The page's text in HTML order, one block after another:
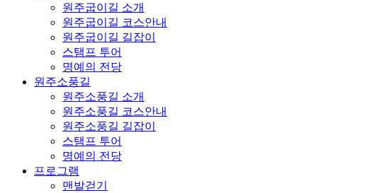
원주굽이길 소개
원주굽이길 코스안내
원주굽이길 길잡이
스탬프 투어
명예의 전당
원주소풍길
원주소풍길 소개
원주소풍길 코스안내
원주소풍길 길잡이
스탬프 투어
명예의 전당
프로그램
맨발걷기